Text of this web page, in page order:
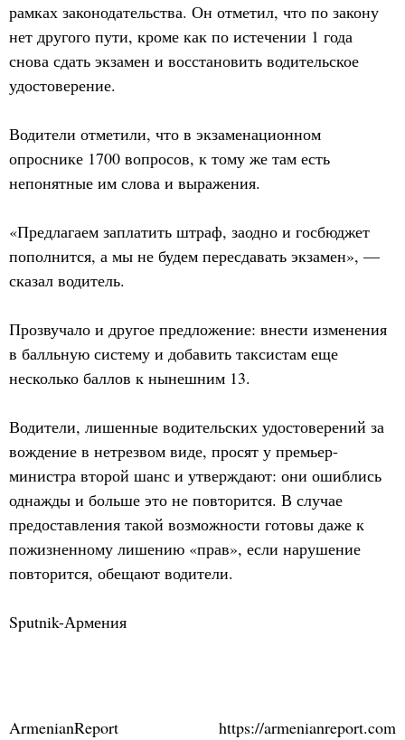
рамках законодательства. Он отметил, что по закону
нет другого пути, кроме как по истечении 1 года
снова сдать экзамен и восстановить водительское
удостоверение.
Водители отметили, что в экзаменационном
опроснике 1700 вопросов, к тому же там есть
непонятные им слова и выражения.
«Предлагаем заплатить штраф, заодно и госбюджет
пополнится, а мы не будем пересдавать экзамен», —
сказал водитель.
Прозвучало и другое предложение: внести изменения
в балльную систему и добавить таксистам еще
несколько баллов к нынешним 13.
Водители, лишенные водительских удостоверений за
вождение в нетрезвом виде, просят у премьер-
министра второй шанс и утверждают: они ошиблись
однажды и больше это не повторится. В случае
предоставления такой возможности готовы даже к
пожизненному лишению «прав», если нарушение
повторится, обещают водители.
Sputnik-Армения
ArmenianReport https://armenianreport.com